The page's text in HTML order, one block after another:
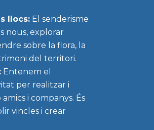
llocs:El senderisme
nous, explorar
sobre la flora, la
del territori.
Entenem el
per realitzar i
i companys. És
vincles i crear